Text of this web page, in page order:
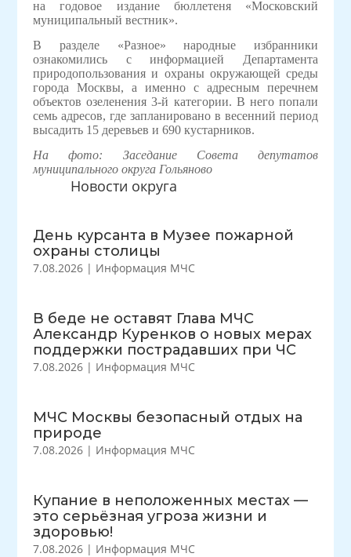
Новости округа
День курсанта в Музее пожарной
охраны столицы
7.08.2026 | Информация МЧС
В беде не оставят Глава МЧС
Александр Куренков о новых мерах
поддержки пострадавших при ЧС
7.08.2026 | Информация МЧС
МЧС Москвы безопасный отдых на
природе
7.08.2026 | Информация МЧС
Купание в неположенных местах —
это серьёзная угроза жизни и
здоровью!
7.08.2026 | Информация МЧС
на годовое издание бюллетеня «Московский
муниципальный вестник».
В разделе «Разное» народные избранники
ознакомились с информацией Департамента
природопользования и охраны окружающей среды
города Москвы, а именно с адресным перечнем
объектов озеленения 3-й категории. В него попали
семь адресов, где запланировано в весенний период
высадить 15 деревьев и 690 кустарников.
На фото: Заседание Совета депутатов
муниципального округа Гольяново